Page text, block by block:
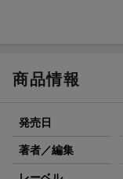
楽天モバイル紹
商品情報
発売日
著者／編集